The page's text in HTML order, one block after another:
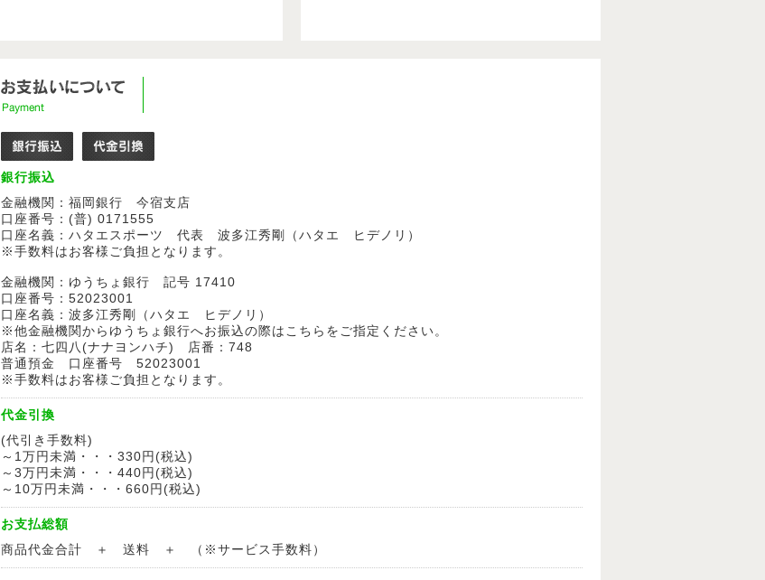
銀行振込
金融機関：福岡銀行 今宿支店
口座番号：(普) 0171555
口座名義：ハタエスポーツ 代表 波多江秀剛（ハタエ ヒデノリ）
※手数料はお客様ご負担となります。
金融機関：ゆうちょ銀行 記号 17410
口座番号：52023001
口座名義：波多江秀剛（ハタエ ヒデノリ）
※他金融機関からゆうちょ銀行へお振込の際はこちらをご指定ください。
店名：七四八(ナナヨンハチ) 店番：748
普通預金 口座番号 52023001
※手数料はお客様ご負担となります。
代金引換
(代引き手数料)
～1万円未満・・・330円(税込)
～3万円未満・・・440円(税込)
～10万円未満・・・660円(税込)
お支払総額
商品代金合計 ＋ 送料 ＋ （※サービス手数料）